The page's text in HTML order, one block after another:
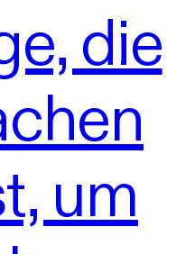
die
um